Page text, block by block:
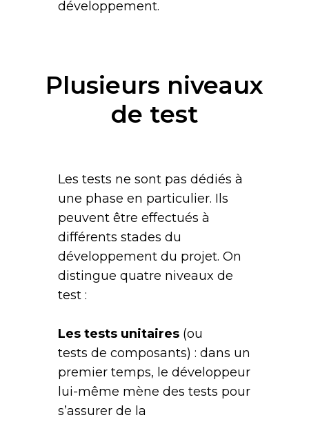
développement.
Plusieurs niveaux
de test
Les tests ne sont pas dédiés à
une phase en particulier. Ils
peuvent être effectués à
différents stades du
développement du projet. On
distingue quatre niveaux de
test :
Les tests unitaires (ou
tests de composants) : dans un
premier temps, le développeur
lui-même mène des tests pour
s’assurer de la